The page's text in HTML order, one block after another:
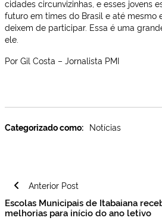
cidades circunvizinhas, e esses jovens
futuro em times do Brasil e até mesmo
deixem de participar. Essa é uma
ele.
Por Gil Costa – Jornalista PMI
Categorizado como: Notícias
Navegação
de
Post
Anterior Post
Escolas Municipais de Itabaiana
melhorias para início do ano letivo